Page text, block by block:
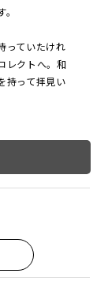
っていたけれ
レクトへ。和
持って拝見い